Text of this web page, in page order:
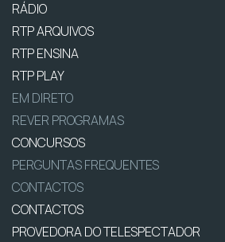
RÁDIO
RTP ARQUIVOS
RTP ENSINA
RTP PLAY
EM DIRETO
REVER PROGRAMAS
CONCURSOS
PERGUNTAS FREQUENTES
CONTACTOS
CONTACTOS
PROVEDORA DO TELESPECTADOR